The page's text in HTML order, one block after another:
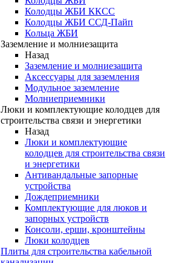
Колодцы ЖБИ ККСС
Колодцы ЖБИ ССД-Пайп
Кольца ЖБИ
Заземление и молниезащита
Назад
Заземление и молниезащита
Аксессуары для заземления
Модульное заземление
Молниеприемники
Люки и комплектующие колодцев для
строительства связи и энергетики
Назад
Люки и комплектующие
колодцев для строительства связи
и энергетики
Антивандальные запорные
устройства
Дождеприемники
Комплектующие для люков и
запорных устройств
Консоли, ерши, кронштейны
Люки колодцев
Плиты для строительства кабельной